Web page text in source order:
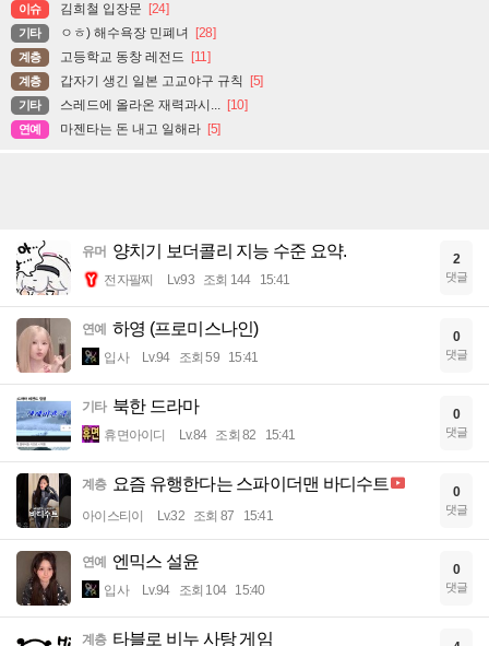
이슈 김희철 입장문 [24]
기타 ㅇㅎ) 해수욕장 민폐녀 [28]
계층 고등학교 동창 레전드 [11]
계층 갑자기 생긴 일본 고교야구 규칙 [5]
기타 스레드에 올라온 재력과시... [10]
연예 마젠타는 돈 내고 일해라 [5]
유머 양치기 보더콜리 지능 수준 요약.
전자팔찌 Lv.93 조회 144 15:41
2
댓글
연예 하영 (프로미스나인)
입사 Lv.94 조회 59 15:41
0
댓글
기타 북한 드라마
휴면아이디 Lv.84 조회 82 15:41
0
댓글
계층 요즘 유행한다는 스파이더맨 바디수트
아이스티이 Lv.32 조회 87 15:41
0
댓글
연예 엔믹스 설윤
입사 Lv.94 조회 104 15:40
0
댓글
계층 타블로 비누 사탕 게임